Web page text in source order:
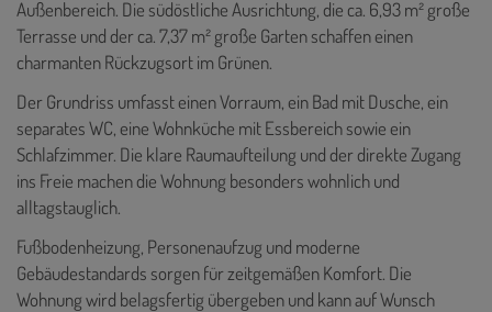
Außenbereich. Die südöstliche Ausrichtung, die ca. 6,93 m² große
Terrasse und der ca. 7,37 m² große Garten schaffen einen
charmanten Rückzugsort im Grünen.
Der Grundriss umfasst einen Vorraum, ein Bad mit Dusche, ein
separates WC, eine Wohnküche mit Essbereich sowie ein
Schlafzimmer. Die klare Raumaufteilung und der direkte Zugang
ins Freie machen die Wohnung besonders wohnlich und
alltagstauglich.
Fußbodenheizung, Personenaufzug und moderne
Gebäudestandards sorgen für zeitgemäßen Komfort. Die
Wohnung wird belagsfertig übergeben und kann auf Wunsch